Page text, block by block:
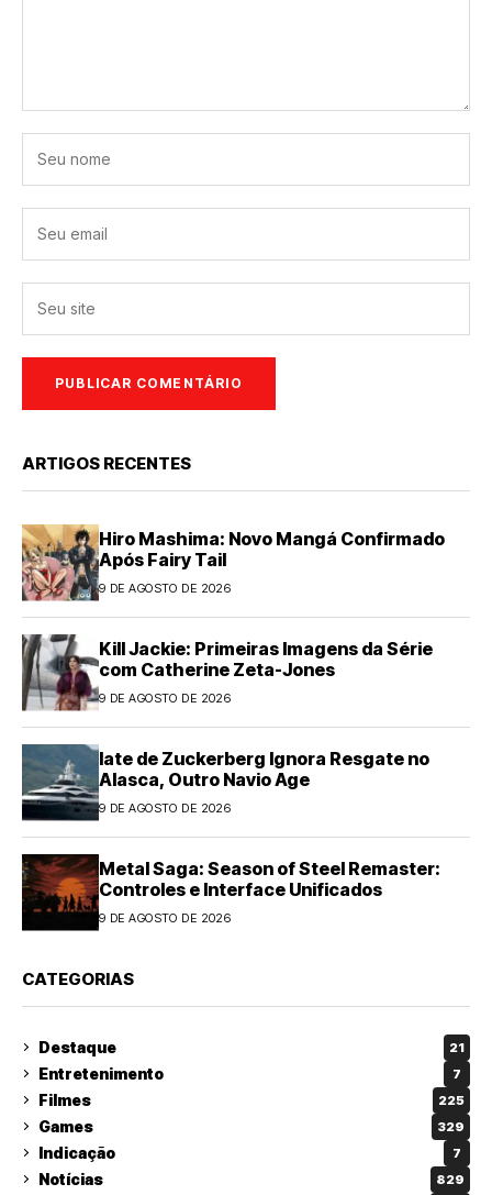
ARTIGOS RECENTES
Hiro Mashima: Novo Mangá Confirmado
Após Fairy Tail
9 DE AGOSTO DE 2026
Kill Jackie: Primeiras Imagens da Série
com Catherine Zeta-Jones
9 DE AGOSTO DE 2026
Iate de Zuckerberg Ignora Resgate no
Alasca, Outro Navio Age
9 DE AGOSTO DE 2026
Metal Saga: Season of Steel Remaster:
Controles e Interface Unificados
9 DE AGOSTO DE 2026
CATEGORIAS
Destaque 21
Entretenimento 7
Filmes 225
Games 329
Indicação 7
Notícias 829